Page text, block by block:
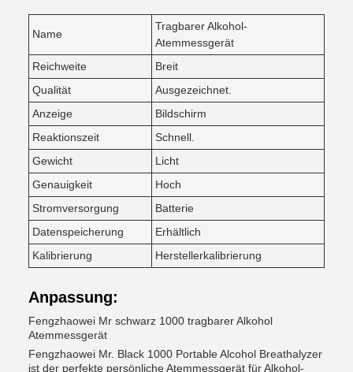
Name
Tragbarer Alkohol-
Atemmessgerät
Reichweite
Breit
Qualität
Ausgezeichnet.
Anzeige
Bildschirm
Reaktionszeit
Schnell.
Gewicht
Licht
Genauigkeit
Hoch
Stromversorgung
Batterie
Datenspeicherung
Erhältlich
Kalibrierung
Herstellerkalibrierung
Anpassung:
Fengzhaowei Mr schwarz 1000 tragbarer Alkohol
Atemmessgerät
Fengzhaowei Mr. Black 1000 Portable Alcohol Breathalyzer
ist der perfekte persönliche Atemmessgerät für Alkohol-